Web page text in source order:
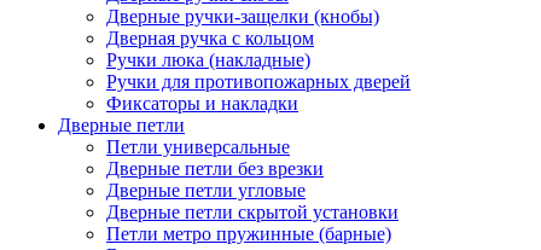
Дверные ручки-защелки (кнобы)
Дверная ручка с кольцом
Ручки люка (накладные)
Ручки для противопожарных дверей
Фиксаторы и накладки
Дверные петли
Петли универсальные
Дверные петли без врезки
Дверные петли угловые
Дверные петли скрытой установки
Петли метро пружинные (барные)